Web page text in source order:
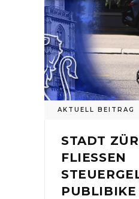
AKTUELL BEITRAG
STADT
FLIESSEN
PUBLIBIKE